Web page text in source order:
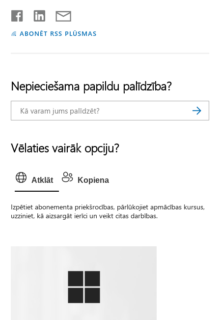
ABONĒT RSS PLŪSMAS
Nepieciešama papildu palīdzība?
Vēlaties vairāk opciju?
Atklāt Kopiena
Izpētiet abonementa priekšrocības, pārlūkojiet apmācības kursus,
uzziniet, kā aizsargāt ierīci un veikt citas darbības.